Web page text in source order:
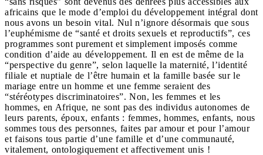
africains que le mode d’emploi du développement intégral dont
nous avons un besoin vital. Nul n’ignore désormais que sous
l’euphémisme de “santé et droits sexuels et reproductifs”, ces
programmes sont purement et simplement imposés comme
condition d’aide au développement. Il en est de même de la
“perspective du genre”, selon laquelle la maternité, l’identité
filiale et nuptiale de l’être humain et la famille basée sur le
mariage entre un homme et une femme seraient des
“stéréotypes discriminatoires”. Non, les femmes et les
hommes, en Afrique, ne sont pas des individus autonomes de
leurs parents, époux, enfants : femmes, hommes, enfants, nous
sommes tous des personnes, faites par amour et pour l’amour
et faisons tous partie d’une famille et d’une communauté,
vitalement, ontologiquement et affectivement unis !